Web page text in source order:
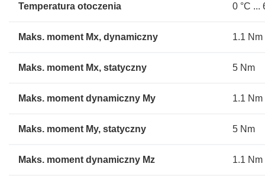
Temperatura otoczenia 0 °C ...
Maks. moment Mx, dynamiczny 1.1 Nm
Maks. moment Mx, statyczny 5 Nm
Maks. moment dynamiczny My 1.1 Nm
Maks. moment My, statyczny 5 Nm
Maks. moment dynamiczny Mz 1.1 Nm